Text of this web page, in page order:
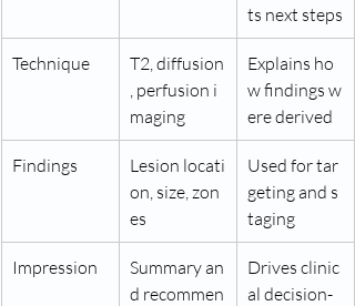
ts next steps
Technique
T2, diffusion
, perfusion i
maging
Explains ho
w findings w
ere derived
Findings
Lesion locati
on, size, zon
es
Used for tar
geting and s
taging
Impression
Summary an
d recommen
Drives clinic
al decision-